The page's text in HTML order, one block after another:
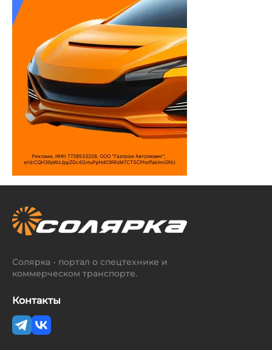
Солярка - портал о спецтехнике и
коммерческом транспорте.
Контакты